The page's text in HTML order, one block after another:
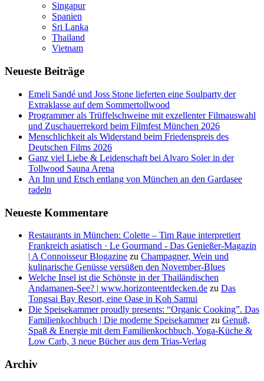
Singapur
Spanien
Sri Lanka
Thailand
Vietnam
Neueste Beiträge
Emeli Sandé und Joss Stone lieferten eine Soulparty der
Extraklasse auf dem Sommertollwood
Programmer als Trüffelschweine mit exzellenter Filmauswahl
und Zuschauerrekord beim Filmfest München 2026
Menschlichkeit als Widerstand beim Friedenspreis des
Deutschen Films 2026
Ganz viel Liebe & Leidenschaft bei Alvaro Soler in der
Tollwood Sauna Arena
An Inn und Etsch entlang von München an den Gardasee
radeln
Neueste Kommentare
Restaurants in München: Colette – Tim Raue interpretiert
Frankreich asiatisch · Le Gourmand - Das Genießer-Magazin
| A Connoisseur Blogazine zu Champagner, Wein und
kulinarische Genüsse versüßen den November-Blues
Welche Insel ist die Schönste in der Thailändischen
Andamanen-See? | www.horizonteentdecken.de zu Das
Tongsai Bay Resort, eine Oase in Koh Samui
Die Speisekammer proudly presents: “Organic Cooking”. Das
Familienkochbuch | Die moderne Speisekammerzu Genuß,
Spaß & Energie mit dem Familienkochbuch, Yoga-Küche &
Low Carb, 3 neue Bücher aus dem Trias-Verlag
Archiv